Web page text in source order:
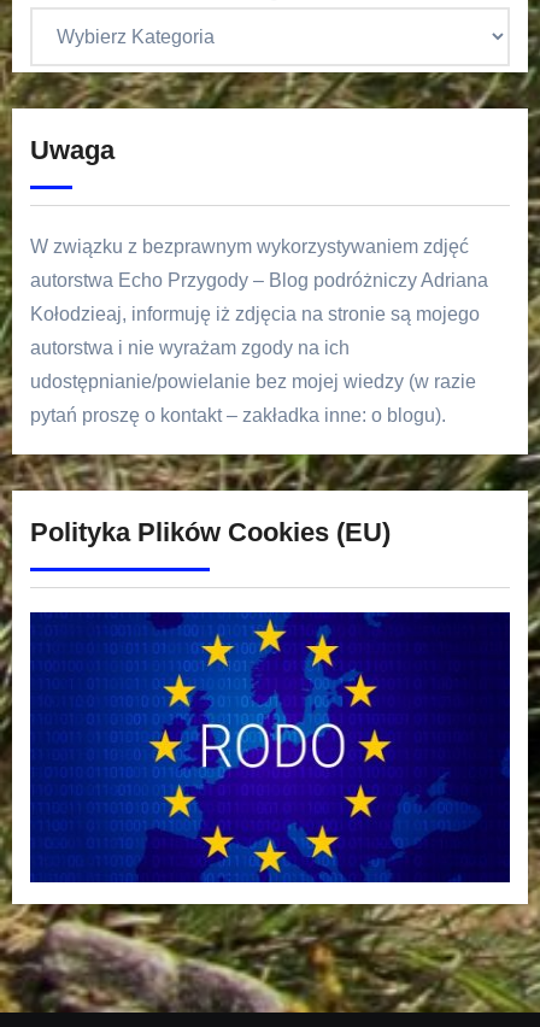
Uwaga
W związku z bezprawnym wykorzystywaniem zdjęć
autorstwa Echo Przygody – Blog podróżniczy Adriana
Kołodzieaj, informuję iż zdjęcia na stronie są mojego
autorstwa i nie wyrażam zgody na ich
udostępnianie/powielanie bez mojej wiedzy (w razie
pytań proszę o kontakt – zakładka inne: o blogu).
Polityka Plików Cookies (EU)